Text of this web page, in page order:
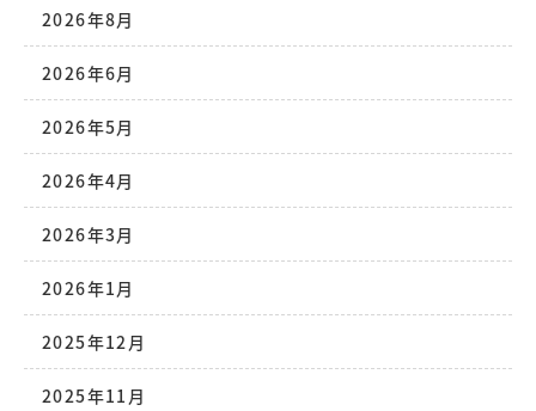
2026年8月
2026年6月
2026年5月
2026年4月
2026年3月
2026年1月
2025年12月
2025年11月